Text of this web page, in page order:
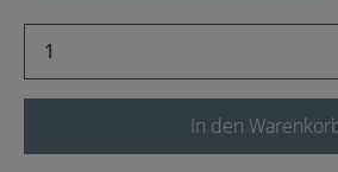
Produkt Anzahl: Gib den
In den